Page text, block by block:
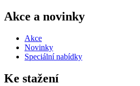
Akce a novinky
Akce
Novinky
Speciální nabídky
Ke stažení